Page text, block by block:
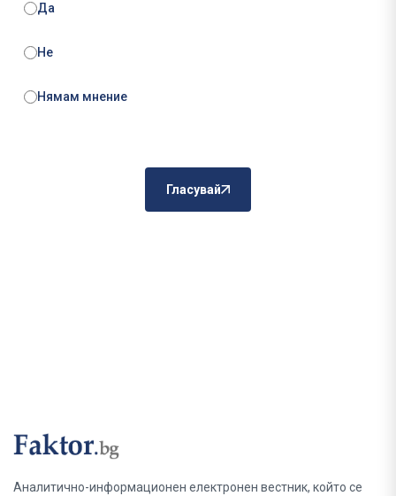
Да
Не
Нямам мнение
Гласувай
Аналитично-информационен електронен вестник, който се